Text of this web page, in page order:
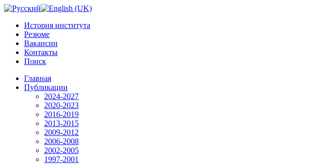
История института
Резюме
Вакансии
Контакты
Поиск
Главная
Публикации
2024-2027
2020-2023
2016-2019
2013-2015
2009-2012
2006-2008
2002-2005
1997-2001